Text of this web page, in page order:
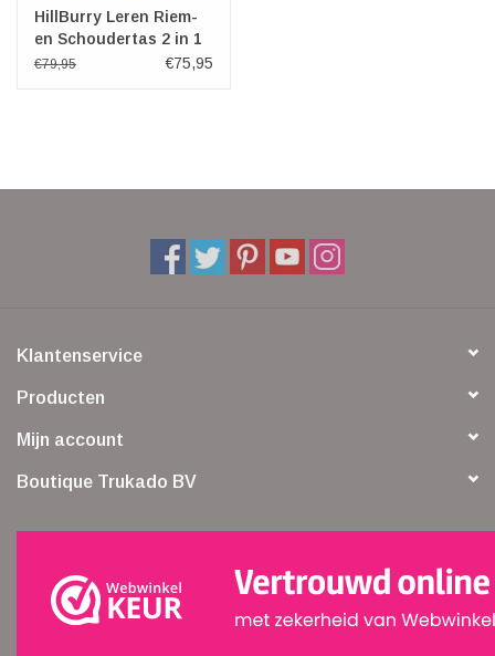
HillBurry Leren Riem-
en Schoudertas 2 in 1
bruin
€79,95 €75,95
Klantenservice
Producten
Mijn account
Boutique Trukado BV